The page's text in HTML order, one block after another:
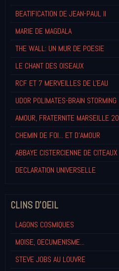
BEATIFICATION DE JEAN-PAUL II
MARIE DE MAGDALA
THE WALL: UN MUR DE POESIE
LE CHANT DES OISEAUX
RCF ET 7 MERVEILLES DE L'EAU
UDOR POLIMATES-BRAIN STORMING
AMOUR, FRATERNITE MARSEILLE 20
CHEMIN DE FOI... ET D'AMOUR
ABBAYE CISTERCIENNE DE CITEAUX
DECLARATION UNIVERSELLE
CLINS D'OEIL
LAGONS COSMIQUES
MOISE, OECUMENISME...
STEVE JOBS AU LOUVRE